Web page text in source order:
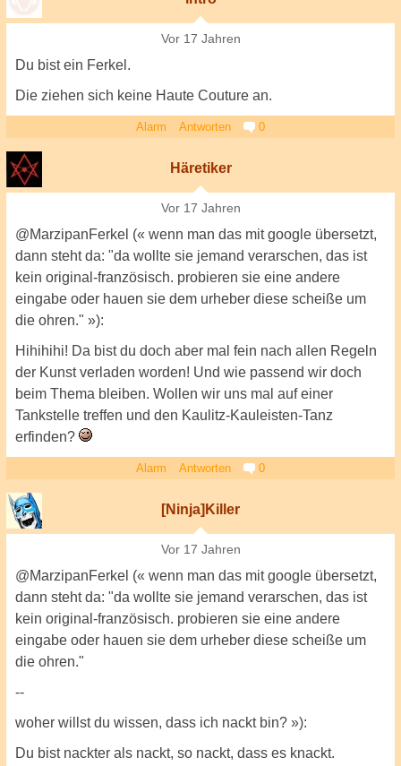
Vor 17 Jahren
Du bist ein Ferkel.
Die ziehen sich keine Haute Couture an.
Alarm Antworten 0
Häretiker
Vor 17 Jahren
@MarzipanFerkel (« wenn man das mit google übersetzt,
dann steht da: "da wollte sie jemand verarschen, das ist
kein original-französisch. probieren sie eine andere
eingabe oder hauen sie dem urheber diese scheiße um
die ohren." »):
Hihihihi! Da bist du doch aber mal fein nach allen Regeln
der Kunst verladen worden! Und wie passend wir doch
beim Thema bleiben. Wollen wir uns mal auf einer
Tankstelle treffen und den Kaulitz-Kauleisten-Tanz
erfinden?
Alarm Antworten 0
[Ninja]Killer
Vor 17 Jahren
@MarzipanFerkel (« wenn man das mit google übersetzt,
dann steht da: "da wollte sie jemand verarschen, das ist
kein original-französisch. probieren sie eine andere
eingabe oder hauen sie dem urheber diese scheiße um
die ohren."
--
woher willst du wissen, dass ich nackt bin? »):
Du bist nackter als nackt, so nackt, dass es knackt.